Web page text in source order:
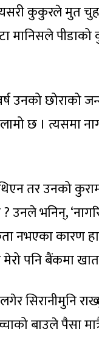
यसरी कुकुरले मुत
मानिसले
उनको छोराको
छ । त्यसमा
थिएन तर उनको
? उनले भनिन्,
नभएका कारण
पनि बैंकमा
सिरानीमुनि
बाउले पैसा